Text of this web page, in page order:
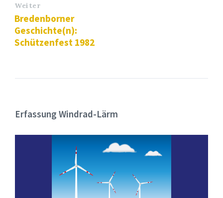
Weiter
Bredenborner
Geschichte(n):
Schützenfest 1982
Erfassung Windrad-Lärm